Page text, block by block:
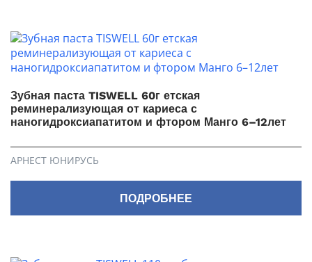
Зубная паста TISWELL 60г етская
реминерализующая от кариеса с
наногидроксиапатитом и фтором Манго 6–12лет
АРНЕСТ ЮНИРУСЬ
ПОДРОБНЕЕ